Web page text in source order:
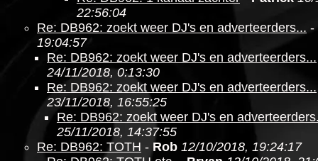
22:56:04
Re: DB962: zoekt weer DJ's en adverteerders... -
19:04:57
Re: DB962: zoekt weer DJ's en adverteerders...
24/11/2018, 0:13:30
Re: DB962: zoekt weer DJ's en adverteerders...
23/11/2018, 16:55:25
Re: DB962: zoekt weer DJ's en
25/11/2018, 14:37:55
Re: DB962: TOTH - Rob 12/10/2018, 19:24:17